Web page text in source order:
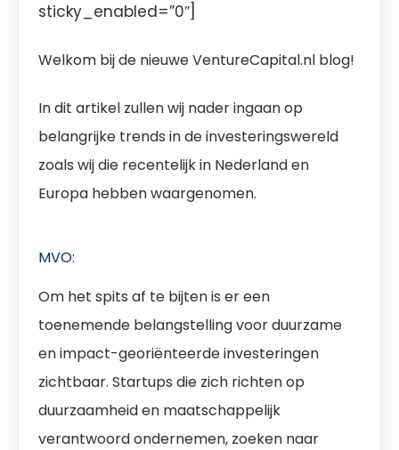
sticky_enabled=”0″]
Welkom bij de nieuwe VentureCapital.nl blog!
In dit artikel zullen wij nader ingaan op
belangrijke trends in de investeringswereld
zoals wij die recentelijk in Nederland en
Europa hebben waargenomen.
MVO:
Om het spits af te bijten is er een
toenemende belangstelling voor duurzame
en impact-georiënteerde investeringen
zichtbaar. Startups die zich richten op
duurzaamheid en maatschappelijk
verantwoord ondernemen, zoeken naar